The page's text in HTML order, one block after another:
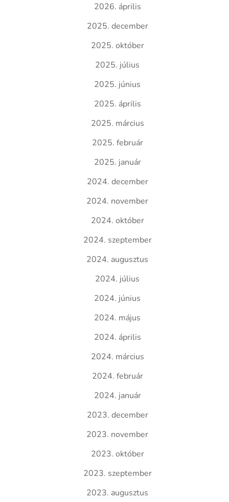
2026. április
2025. december
2025. október
2025. július
2025. június
2025. április
2025. március
2025. február
2025. január
2024. december
2024. november
2024. október
2024. szeptember
2024. augusztus
2024. július
2024. június
2024. május
2024. április
2024. március
2024. február
2024. január
2023. december
2023. november
2023. október
2023. szeptember
2023. augusztus